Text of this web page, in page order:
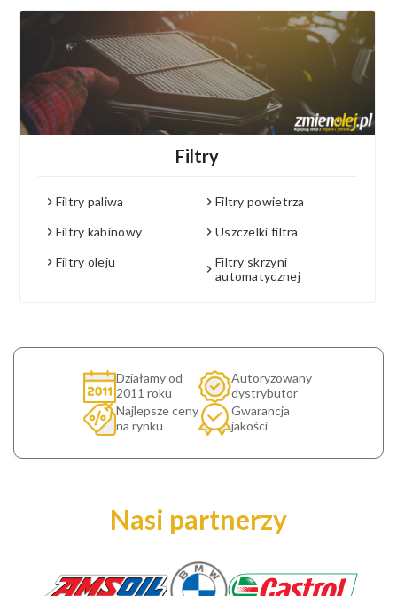
Filtry
Filtry paliwa
Filtry powietrza
Filtry kabinowy
Uszczelki filtra
Filtry oleju
Filtry skrzyni
automatycznej
Działamy od
2011 roku
Autoryzowany
dystrybutor
Najlepsze ceny
na rynku
Gwarancja
jakości
Nasi partnerzy